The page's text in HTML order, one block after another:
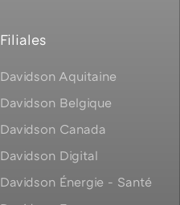
Filiales
Davidson Aquitaine
Davidson Belgique
Davidson Canada
Davidson Digital
Davidson Énergie - Santé